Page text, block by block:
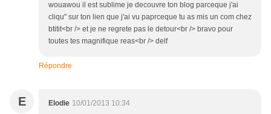
wouawou il est sublime je decouvre ton blog parceque j'ai
cliqu" sur ton lien que j'ai vu paprceque tu as mis un com chez
btitit<br /> et je ne regrete pas le detour<br /> bravo pour
toutes tes magnifique reas<br /> delf
Répondre
E Elodie 10/01/2013 10:34